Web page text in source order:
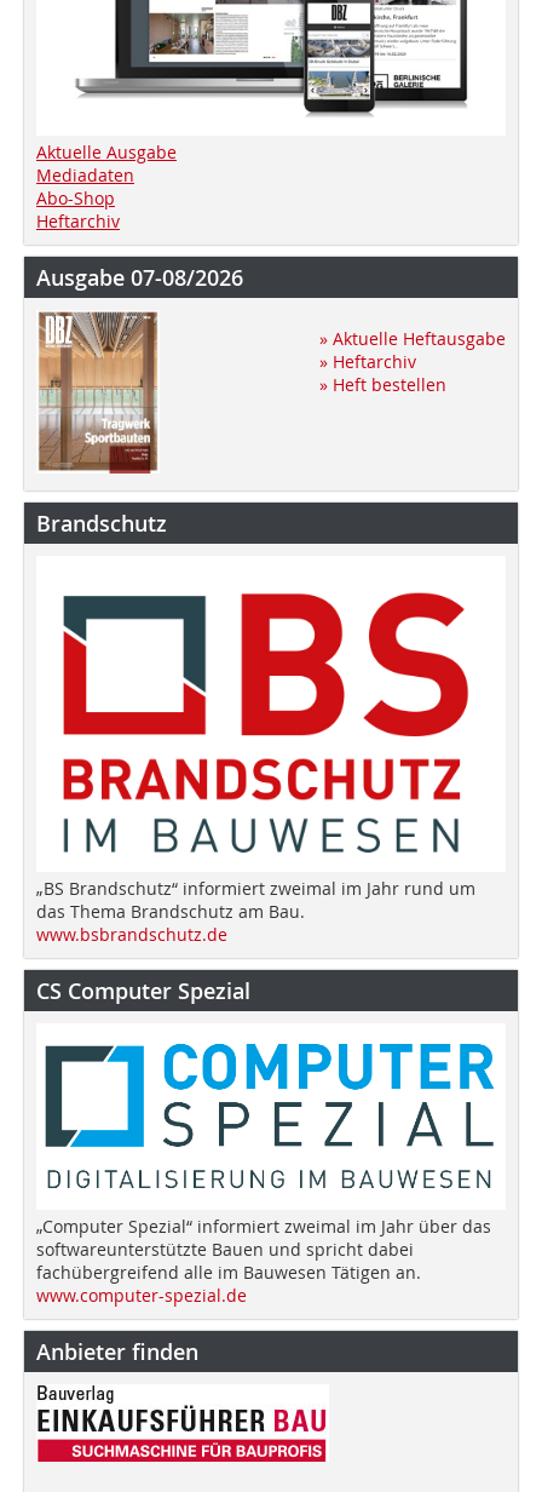
Aktuelle Ausgabe
Mediadaten
Abo-Shop
Heftarchiv
Ausgabe 07-08/2026
» Aktuelle Heftausgabe
» Heftarchiv
» Heft bestellen
Brandschutz
„BS Brandschutz“ informiert zweimal im Jahr rund um
das Thema Brandschutz am Bau.
www.bsbrandschutz.de
CS Computer Spezial
„Computer Spezial“ informiert zweimal im Jahr über das
softwareunterstützte Bauen und spricht dabei
fachübergreifend alle im Bauwesen Tätigen an.
www.computer-spezial.de
Anbieter finden